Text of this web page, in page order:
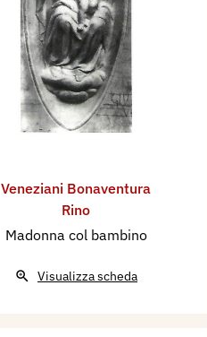
Veneziani Bonaventura
Rino
Madonna col bambino
Visualizza scheda